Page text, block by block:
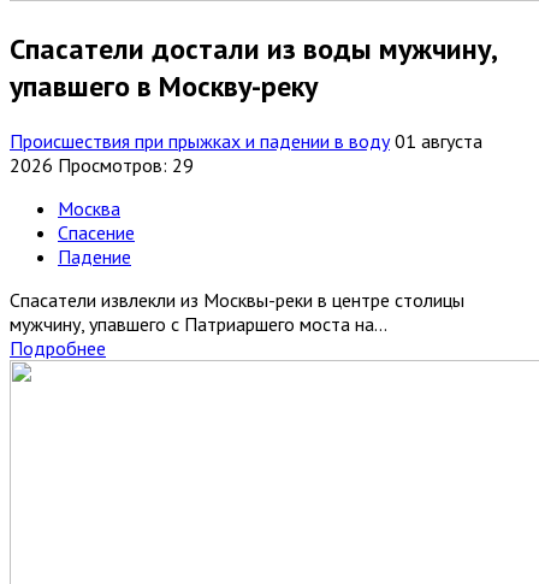
Спасатели достали из воды мужчину,
упавшего в Москву-реку
Происшествия при прыжках и падении в воду 01 августа
2026 Просмотров: 29
Москва
Спасение
Падение
Спасатели извлекли из Москвы-реки в центре столицы
мужчину, упавшего с Патриаршего моста на...
Подробнее